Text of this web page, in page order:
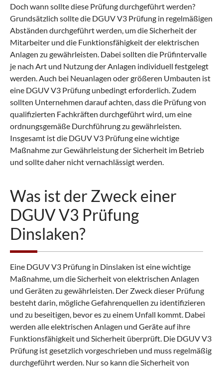
Doch wann sollte diese Prüfung durchgeführt werden?
Grundsätzlich sollte die DGUV V3 Prüfung in regelmäßigen
Abständen durchgeführt werden, um die Sicherheit der
Mitarbeiter und die Funktionsfähigkeit der elektrischen
Anlagen zu gewährleisten. Dabei sollten die Prüfintervalle
je nach Art und Nutzung der Anlagen individuell festgelegt
werden. Auch bei Neuanlagen oder größeren Umbauten ist
eine DGUV V3 Prüfung unbedingt erforderlich. Zudem
sollten Unternehmen darauf achten, dass die Prüfung von
qualifizierten Fachkräften durchgeführt wird, um eine
ordnungsgemäße Durchführung zu gewährleisten.
Insgesamt ist die DGUV V3 Prüfung eine wichtige
Maßnahme zur Gewährleistung der Sicherheit im Betrieb
und sollte daher nicht vernachlässigt werden.
Was ist der Zweck einer
DGUV V3 Prüfung
Dinslaken?
Eine DGUV V3 Prüfung in Dinslaken ist eine wichtige
Maßnahme, um die Sicherheit von elektrischen Anlagen
und Geräten zu gewährleisten. Der Zweck dieser Prüfung
besteht darin, mögliche Gefahrenquellen zu identifizieren
und zu beseitigen, bevor es zu einem Unfall kommt. Dabei
werden alle elektrischen Anlagen und Geräte auf ihre
Funktionsfähigkeit und Sicherheit überprüft. Die DGUV V3
Prüfung ist gesetzlich vorgeschrieben und muss regelmäßig
durchgeführt werden. Nur so kann die Sicherheit von